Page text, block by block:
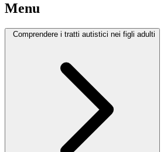
Menu
Comprendere i tratti autistici nei figli adulti